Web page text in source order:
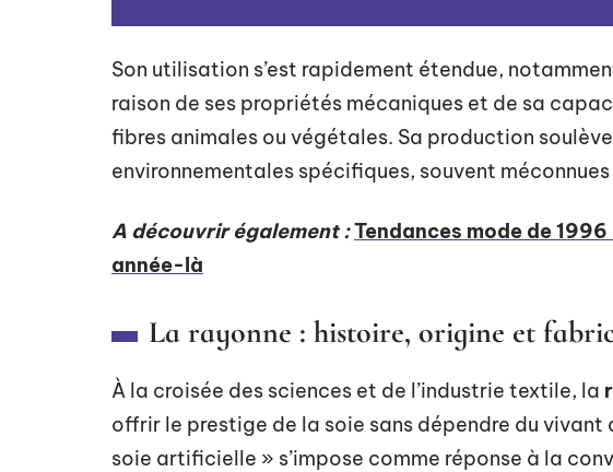
Son utilisation s’est rapidement étendue,
raison de ses propriétés mécaniques et de sa
fibres animales ou végétales. Sa production
environnementales spécifiques, souvent
A découvrir également :Tendances mode de
année-là
La rayonne : histoire, origine et
À la croisée des sciences et de l’industrie textile, la
offrir le prestige de la soie sans dépendre du vivant
soie artificielle » s’impose comme réponse à la